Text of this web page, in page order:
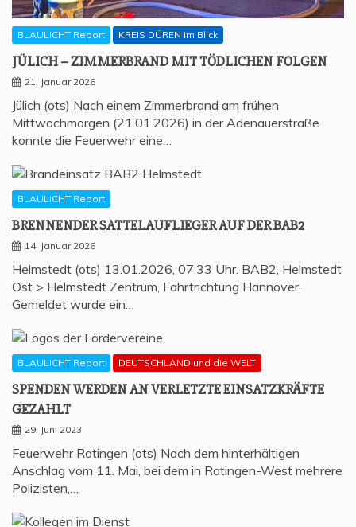
BLAULICHT Report KREIS DÜREN im Blick
JÜLICH – ZIM­MER­BRAND MIT TÖD­LI­CHEN FOLGEN
21. Januar 2026
Jülich (ots) Nach einem Zimmerbrand am frühen
Mittwochmorgen (21.01.2026) in der Adenauerstraße
konnte die Feuerwehr eine…
BLAULICHT Report
BREN­NEN­DER SAT­TEL­AUF­LIE­GER AUF DER BAB2
14. Januar 2026
Helmstedt (ots) 13.01.2026, 07:33 Uhr. BAB2, Helmstedt
Ost > Helmstedt Zentrum, Fahrtrichtung Hannover.
Gemeldet wurde ein…
BLAULICHT Report DEUTSCHLAND und die WELT
SPEN­DEN WER­DEN AN VER­LETZ­TE EIN­SATZ­KRÄF­TE
GEZAHLT
29. Juni 2023
Feuerwehr Ratingen (ots) Nach dem hinterhältigen
Anschlag vom 11. Mai, bei dem in Ratingen-West mehrere
Polizisten,…